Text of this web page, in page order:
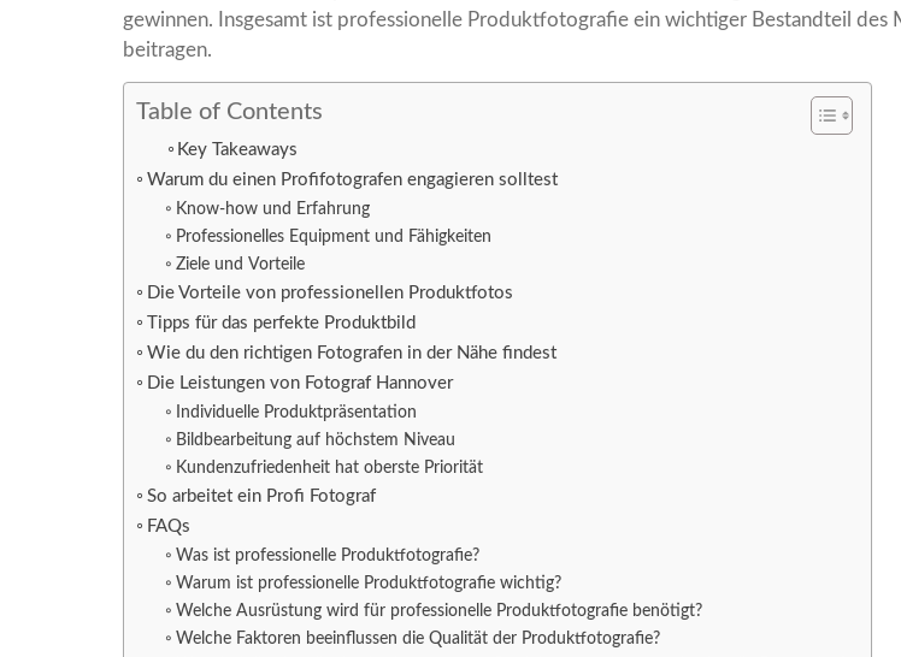
gewinnen. Insgesamt ist professionelle Produktfotografie ein wichtiger Bestandteil
beitragen.
Table of Contents
Key Takeaways
Warum du einen Profifotografen engagieren solltest
Know-how und Erfahrung
Professionelles Equipment und Fähigkeiten
Ziele und Vorteile
Die Vorteile von professionellen Produktfotos
Tipps für das perfekte Produktbild
Wie du den richtigen Fotografen in der Nähe findest
Die Leistungen von Fotograf Hannover
Individuelle Produktpräsentation
Bildbearbeitung auf höchstem Niveau
Kundenzufriedenheit hat oberste Priorität
So arbeitet ein Profi Fotograf
FAQs
Was ist professionelle Produktfotografie?
Warum ist professionelle Produktfotografie wichtig?
Welche Ausrüstung wird für professionelle Produktfotografie benötigt?
Welche Faktoren beeinflussen die Qualität der Produktfotografie?